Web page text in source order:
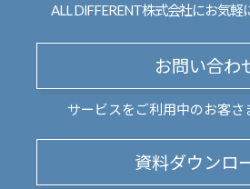
ALL DIFFERENT株式会社にお気軽
お問い合わ
サービスをご利用中のお客さ
資料ダウンロ